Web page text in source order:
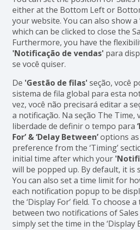
either at the Bottom Left or
your website. You can also show a
which can be clicked to close the
Furthermore, you have the
'Notificação de vendas' para
se você quiser.
De 'Gestão de filas'seção, você
sistema de fila global para esta
vez, você não precisará editar a
a notificação. Na seção The Time,
liberdade de definir o tempo para
For’ & ‘Delay Between’options
preference from the ‘Timing’
initial time after which your
will be popped up. By default, it is
You can also set a time limit for
each notification popup to be
the ‘Display For’ field. To choose
between two notifications of
simply set the time in the ‘Display